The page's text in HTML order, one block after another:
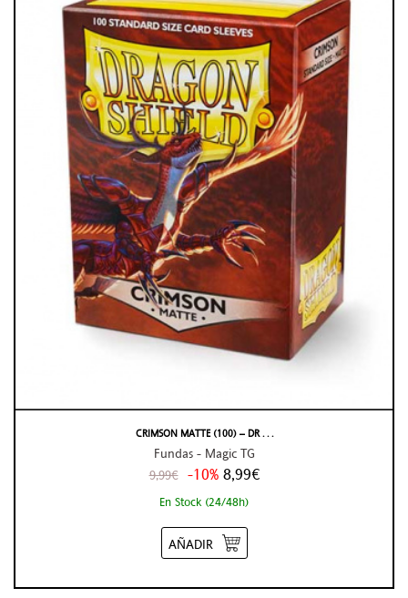
CRIMSON MATTE (100) – DR . . .
Fundas - Magic TG
9,99€ -10% 8,99€
En Stock (24/48h)
AÑADIR